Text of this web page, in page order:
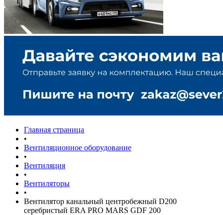
Главная страница
•
Вентиляционное оборудование
•
Вентиляция
•
Вентиляторы
•
Вентилятор канальный центробежный D200
серебристый ERA PRO MARS GDF 200